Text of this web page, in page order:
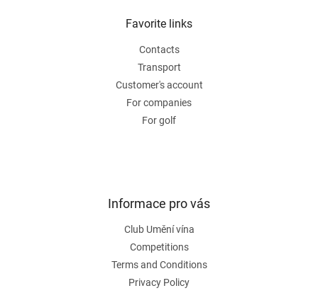
Favorite links
Contacts
Transport
Customer's account
For companies
For golf
Informace pro vás
Club Umění vína
Competitions
Terms and Conditions
Privacy Policy